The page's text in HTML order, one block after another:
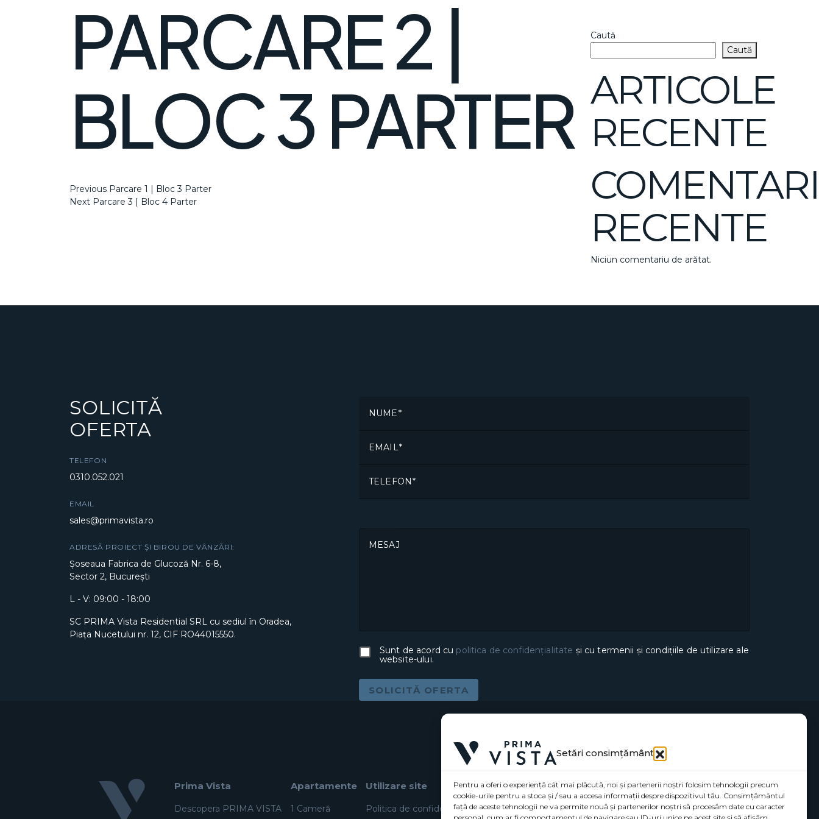
Setări consimțământ
Pentru a oferi o experiență cât mai plăcută, noi și partenerii noștri folosim tehnologii precum
cookie-urile pentru a stoca și / sau a accesa informații despre dispozitivul tău. Consimțământul
față de aceste tehnologii ne va permite nouă și partenerilor noștri să procesăm date cu caracter
PARCARE 2 |
BLOC 3 PARTER
NAVIGARE
Previous
Post
Previous Parcare 1 | Bloc 3 Parter
Next
Next Parcare 3 | Bloc 4 Parter
Caută
Caută
ARTICOLE
RECENTE
RECENTE
Niciun comentariu de arătat.
SOLICITĂ
OFERTA
TELEFON
0310.052.021
EMAIL
sales@primavista.ro
ADRESĂ PROIECT ȘI BIROU DE VÂNZĂRI:
Șoseaua Fabrica de Glucoză Nr. 6-8,
Sector 2, București
L - V: 09:00 - 18:00
SC PRIMA Vista Residential SRL cu sediul în Oradea,
Piața Nucetului nr. 12, CIF RO44015550.
NUME
EMAIL
TELEFON
MESAJ
Sunt de acord cu politica de confidențialitate și cu termenii și condițiile de utilizare ale
website-ului.
SOLICITĂ OFERTA
Prima Vista
Descopera PRIMA VISTA
Apartamente
1 Cameră
Utilizare site
Politica de confidențialitate (UE)